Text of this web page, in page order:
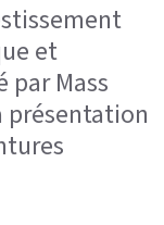
et
Mass
présentation